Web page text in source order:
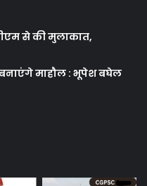
से की मुलाकात,
माहौल : भूपेश बघेल